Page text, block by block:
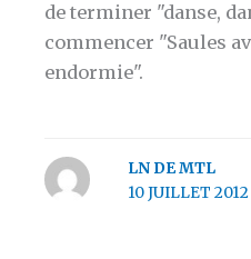
de terminer "danse,
commencer "Saules
endormie".
LN DE MTL
10 JUILLET